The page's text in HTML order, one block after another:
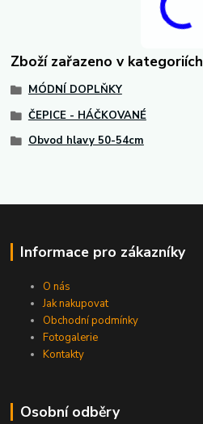
Zboží zařazeno v kategoriích
MÓDNÍ DOPLŇKY
ČEPICE - HÁČKOVANÉ
Obvod hlavy 50-54cm
Informace pro zákazníky
O nás
Jak nakupovat
Obchodní podmínky
Fotogalerie
Kontakty
Osobní odběry